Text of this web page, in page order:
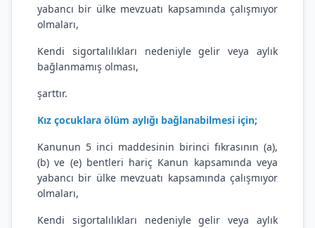
yabancı bir ülke mevzuatı kapsamında çalışmıyor
olmaları,
Kendi sigortalılıkları nedeniyle gelir veya aylık
bağlanmamış olması,
şarttır.
Kız çocuklara ölüm aylığı bağlanabilmesi için;
Kanunun 5 inci maddesinin birinci fıkrasının (a),
(b) ve (e) bentleri hariç Kanun kapsamında veya
yabancı bir ülke mevzuatı kapsamında çalışmıyor
olmaları,
Kendi sigortalılıkları nedeniyle gelir veya aylık